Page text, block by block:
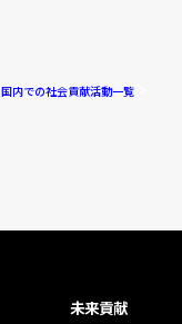
国内での社会貢献活動一覧
未来貢献